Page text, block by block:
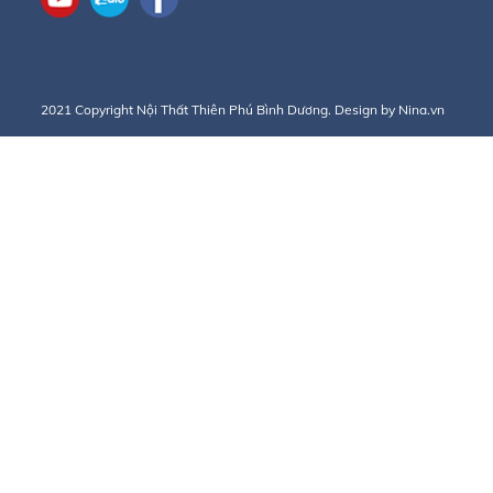
2021 Copyright Nội Thất Thiên Phú Bình Dương. Design by Nina.vn